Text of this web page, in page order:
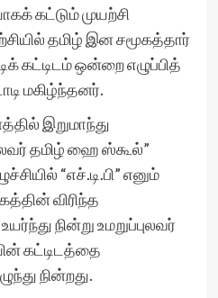
கட்டும் முயற்சி
தமிழ் இன சமூகத்தார்
கட்டிடம் ஒன்றை எழுப்பித்
மகிழ்ந்தனர்.
இறுமாந்து
தமிழ் ஹை ஸ்கூல்”
“எச்.டி.பி” எனும்
விரிந்த
நின்று உமறுப்புலவர்
கட்டிடத்தை
நின்றது.